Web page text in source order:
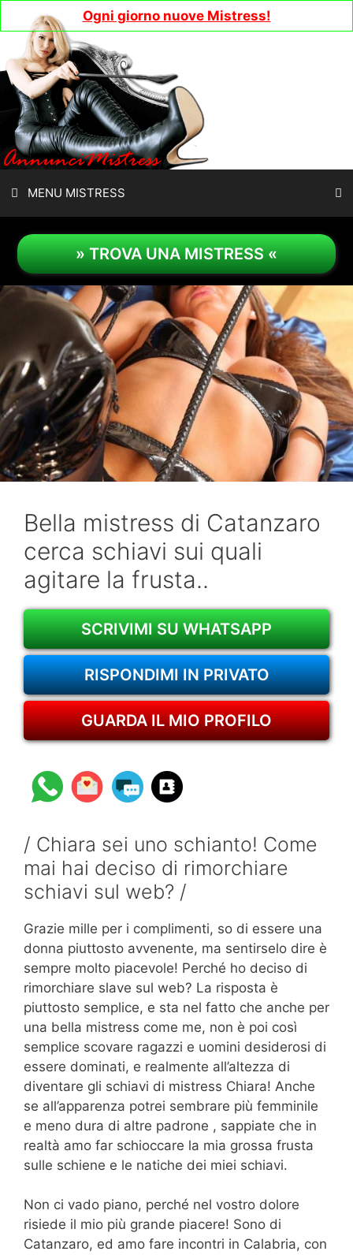
al
contenuto
MENU MISTRESS
» TROVA UNA MISTRESS «
Bella mistress di Catanzaro
cerca schiavi sui quali
agitare la frusta..
SCRIVIMI SU WHATSAPP
RISPONDIMI IN PRIVATO
GUARDA IL MIO PROFILO
/ Chiara sei uno schianto! Come
mai hai deciso di rimorchiare
schiavi sul web? /
Grazie mille per i complimenti, so di essere una
donna piuttosto avvenente, ma sentirselo dire è
sempre molto piacevole! Perché ho deciso di
rimorchiare slave sul web? La risposta è
piuttosto semplice, e sta nel fatto che anche per
una bella mistress come me, non è poi così
semplice scovare ragazzi e uomini desiderosi di
essere dominati, e realmente all’altezza di
diventare gli schiavi di mistress Chiara! Anche
se all’apparenza potrei sembrare più femminile
e meno dura di altre padrone , sappiate che in
realtà amo far schioccare la mia grossa frusta
sulle schiene e le natiche dei miei schiavi.
Non ci vado piano, perché nel vostro dolore
risiede il mio più grande piacere! Sono di
Catanzaro, ed amo fare incontri in Calabria, con
Ogni giorno nuove Mistress!